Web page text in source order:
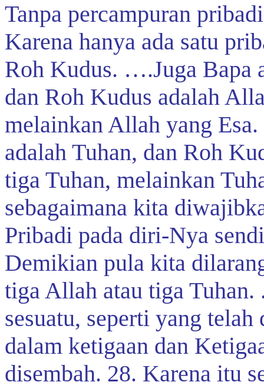
Tanpa percampuran
Karena hanya ada satu
Roh Kudus. ….Juga Bapa
dan Roh Kudus adalah
melainkan Allah yang
adalah Tuhan, dan Roh
tiga Tuhan, melainkan
sebagaimana kita
Pribadi pada diri-Nya
Demikian pula kita
tiga Allah atau tiga Tuhan.
sesuatu, seperti yang
dalam ketigaan dan
disembah. 28. Karena itu